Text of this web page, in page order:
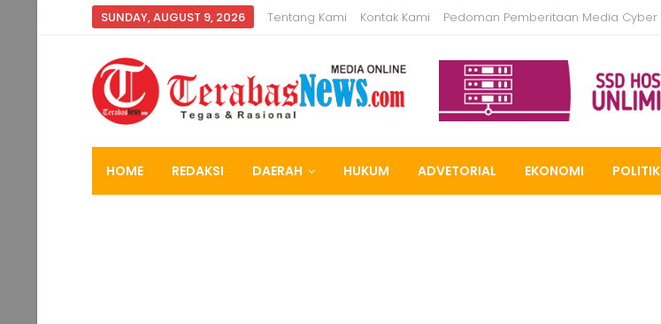
SUNDAY, AUGUST 9, 2026 Tentang Kami Kontak Kami Pedoman Pemberitaan Media Cyber
HOME REDAKSI DAERAH HUKUM ADVETORIAL EKONOMI POLITIK